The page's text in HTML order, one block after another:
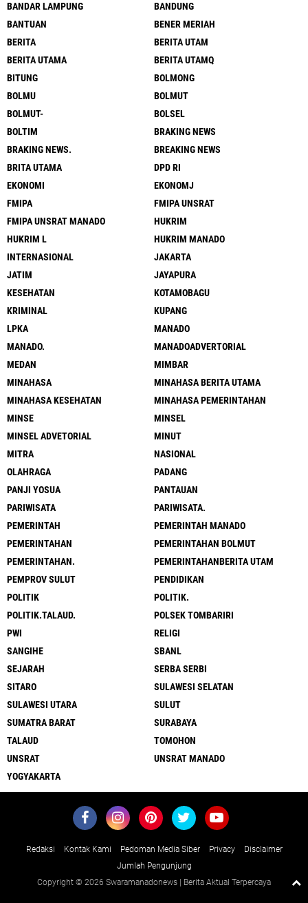
BANDAR LAMPUNG
BANDUNG
BANTUAN
BENER MERIAH
BERITA
BERITA UTAM
BERITA UTAMA
BERITA UTAMQ
BITUNG
BOLMONG
BOLMU
BOLMUT
BOLMUT-
BOLSEL
BOLTIM
BRAKING NEWS
BRAKING NEWS.
BREAKING NEWS
BRITA UTAMA
DPD RI
EKONOMI
EKONOMJ
FMIPA
FMIPA UNSRAT
FMIPA UNSRAT MANADO
HUKRIM
HUKRIM L
HUKRIM MANADO
INTERNASIONAL
JAKARTA
JATIM
JAYAPURA
KESEHATAN
KOTAMOBAGU
KRIMINAL
KUPANG
LPKA
MANADO
MANADO.
MANADOADVERTORIAL
MEDAN
MIMBAR
MINAHASA
MINAHASA BERITA UTAMA
MINAHASA KESEHATAN
MINAHASA PEMERINTAHAN
MINSE
MINSEL
MINSEL ADVETORIAL
MINUT
MITRA
NASIONAL
OLAHRAGA
PADANG
PANJI YOSUA
PANTAUAN
PARIWISATA
PARIWISATA.
PEMERINTAH
PEMERINTAH MANADO
PEMERINTAHAN
PEMERINTAHAN BOLMUT
PEMERINTAHAN.
PEMERINTAHANBERITA UTAM
PEMPROV SULUT
PENDIDIKAN
POLITIK
POLITIK.
POLITIK.TALAUD.
POLSEK TOMBARIRI
PWI
RELIGI
SANGIHE
SBANL
SEJARAH
SERBA SERBI
SITARO
SULAWESI SELATAN
SULAWESI UTARA
SULUT
SUMATRA BARAT
SURABAYA
TALAUD
TOMOHON
UNSRAT
UNSRAT MANADO
YOGYAKARTA
Redaksi Kontak Kami Pedoman Media Siber Privacy
Disclaimer
Jumlah Pengunjung
Copyright © 2026 Swaramanadonews | Berita Aktual Terpercaya